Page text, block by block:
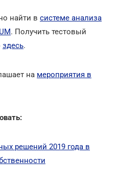
найти в системе анализа
. Получить тестовый
здесь.
на мероприятия в
решений 2019 года в